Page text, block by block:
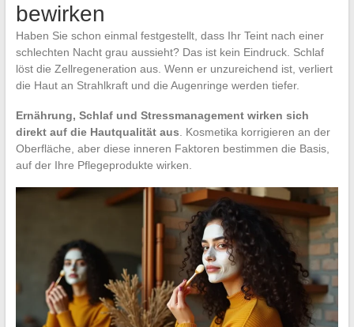
bewirken
Haben Sie schon einmal festgestellt, dass Ihr Teint nach einer
schlechten Nacht grau aussieht? Das ist kein Eindruck. Schlaf
löst die Zellregeneration aus. Wenn er unzureichend ist, verliert
die Haut an Strahlkraft und die Augenringe werden tiefer.
Ernährung, Schlaf und Stressmanagement wirken sich
direkt auf die Hautqualität aus. Kosmetika korrigieren an der
Oberfläche, aber diese inneren Faktoren bestimmen die Basis,
auf der Ihre Pflegeprodukte wirken.